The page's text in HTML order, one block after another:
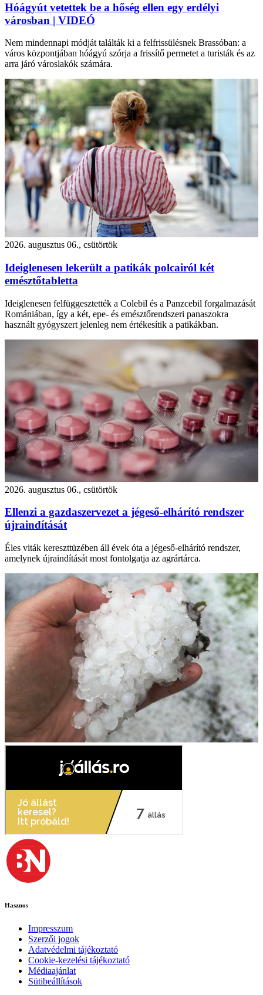
Hóágyút vetettek be a hőség ellen egy erdélyi
városban | VIDEÓ
Nem mindennapi módját találták ki a felfrissülésnek Brassóban: a
város központjában hóágyú szórja a frissítő permetet a turisták és az
arra járó városlakók számára.
2026. augusztus 06., csütörtök
Ideiglenesen lekerült a patikák polcairól két
emésztőtabletta
Ideiglenesen felfüggesztették a Colebil és a Panzcebil forgalmazását
Romániában, így a két, epe- és emésztőrendszeri panaszokra
használt gyógyszert jelenleg nem értékesítik a patikákban.
2026. augusztus 06., csütörtök
Ellenzi a gazdaszervezet a jégeső-elhárító rendszer
újraindítását
Éles viták kereszttüzében áll évek óta a jégeső-elhárító rendszer,
amelynek újraindítását most fontolgatja az agrártárca.
Hasznos
Impresszum
Szerzői jogok
Adatvédelmi tájékoztató
Cookie-kezelési tájékoztató
Médiaajánlat
Sütibeállítások